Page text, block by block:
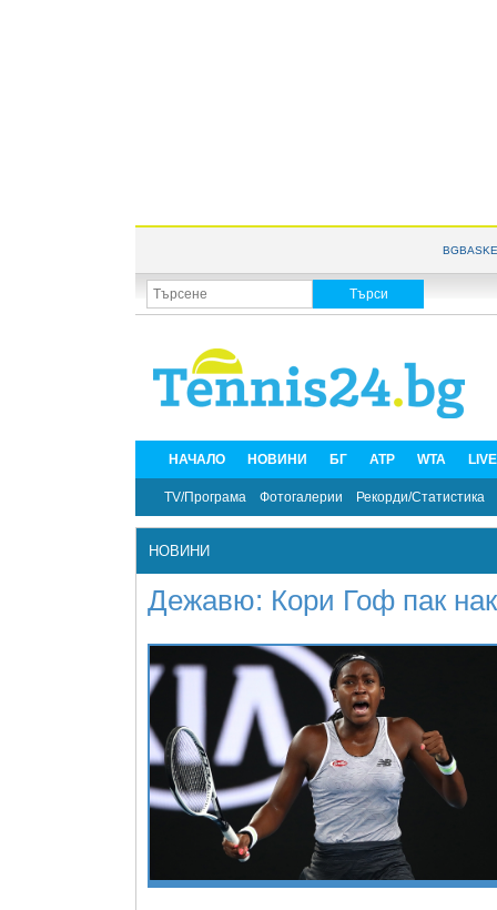
НАЧАЛО НОВИНИ БГ ATP WTA
TV/Програма Фотогалерии Рекорди/Статистика
НОВИНИ
Дежавю: Кори Гоф пак